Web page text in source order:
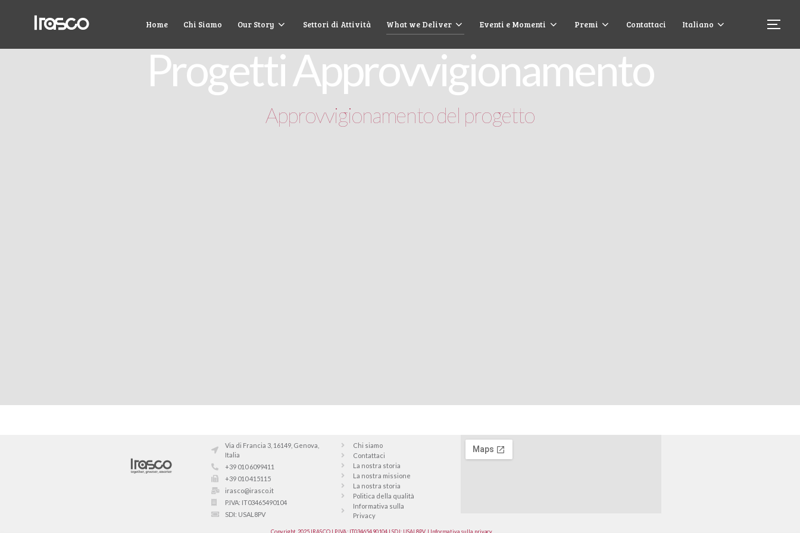
Home Chi Siamo Our Story Settori di Attività What we Deliver Eventi e Momenti Premi Contattaci Italiano
Progetti Approvvigionamento
Approvvigionamento del progetto
Via di Francia 3, 16149, Genova,
Italia
+39 010 6099411
+39 010 415115
irasco@irasco.it
P.IVA: IT03465490104
SDI: USAL8PV
Chi siamo
Contattaci
La nostra storia
La nostra missione
La nostra storia
Politica della qualità
Informativa sulla
Privacy
Copyright 2025 IRASCO | P.IVA: IT03465490104 | SDI: USAL8PV | Informativa sulla privacy